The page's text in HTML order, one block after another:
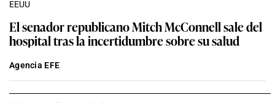
EEUU
El senador republicano Mitch McConnell sale del
hospital tras la incertidumbre sobre su salud
Agencia EFE